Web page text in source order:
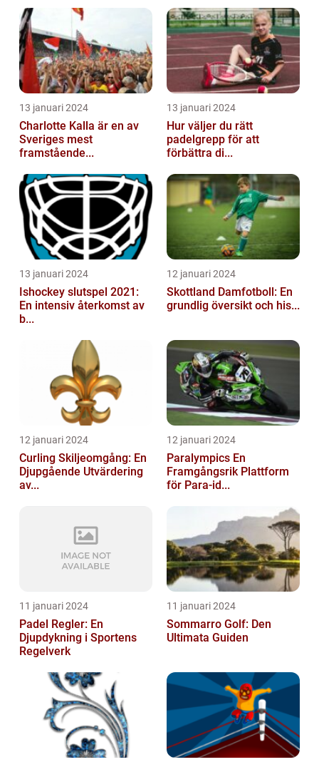
13 januari 2024
Charlotte Kalla är en av
Sveriges mest
framstående...
13 januari 2024
Hur väljer du rätt
padelgrepp för att
förbättra di...
13 januari 2024
Ishockey slutspel 2021:
En intensiv återkomst av
b...
12 januari 2024
Skottland Damfotboll: En
grundlig översikt och his...
12 januari 2024
Curling Skiljeomgång: En
Djupgående Utvärdering
av...
12 januari 2024
Paralympics En
Framgångsrik Plattform
för Para-id...
11 januari 2024
Padel Regler: En
Djupdykning i Sportens
Regelverk
11 januari 2024
Sommarro Golf: Den
Ultimata Guiden